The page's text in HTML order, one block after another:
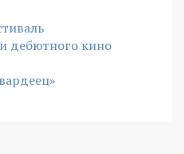
дебютного кино